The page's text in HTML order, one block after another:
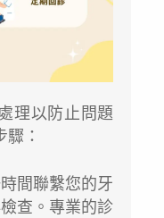
理以防止問題
：
間聯繫您的牙
查。專業的診